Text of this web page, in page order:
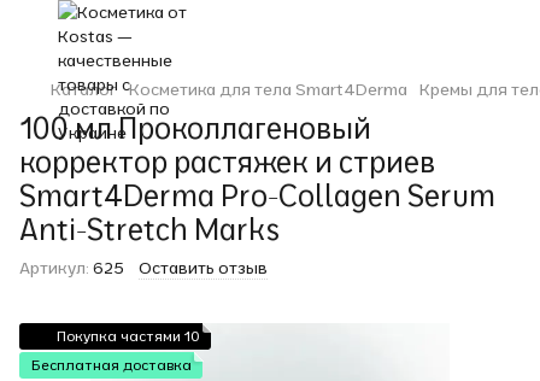
Каталог Косметика для тела Smart4Derma Кремы для
100 мл Проколлагеновый
корректор растяжек и стриев
Smart4Derma Pro-Collagen Serum
Anti-Stretch Marks
Артикул: 625 Оставить отзыв
Покупка частями 10
Бесплатная доставка